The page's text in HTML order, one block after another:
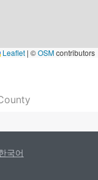
Leaflet | ©OSMcontributors
국어